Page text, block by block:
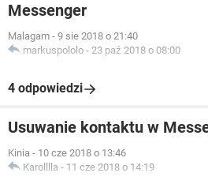
Messenger
Malagam - 9 sie 2018 o 21:40
markuspololo - 23 paź 2018 o 08:00
4 odpowiedzi
Usuwanie kontaktu w
Kinia - 10 cze 2018 o 13:46
Karolllla - 11 cze 2018 o 14:19